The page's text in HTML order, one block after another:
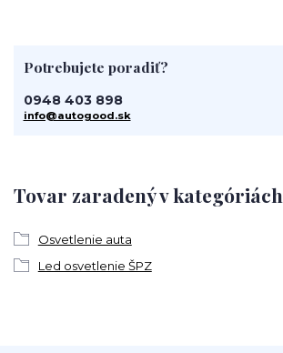
Tovar zaradený v kategóriách
Osvetlenie auta
Led osvetlenie ŠPZ
Potrebujete poradiť?
0948 403 898
info@autogood.sk